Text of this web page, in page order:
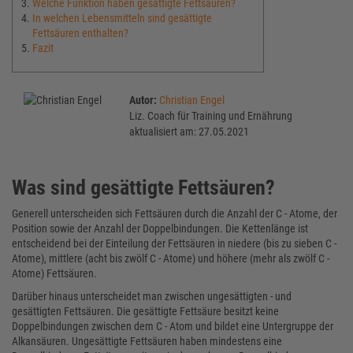
Welche Funktion haben gesättigte Fettsäuren?
In welchen Lebensmitteln sind gesättigte
Fettsäuren enthalten?
Fazit
Autor: Christian Engel
Liz. Coach für Training und Ernährung
aktualisiert am: 27.05.2021
Was sind gesättigte Fettsäuren?
Generell unterscheiden sich Fettsäuren durch die Anzahl der C - Atome, der
Position sowie der Anzahl der Doppelbindungen. Die Kettenlänge ist
entscheidend bei der Einteilung der Fettsäuren in niedere (bis zu sieben C -
Atome), mittlere (acht bis zwölf C - Atome) und höhere (mehr als zwölf C -
Atome) Fettsäuren.
Darüber hinaus unterscheidet man zwischen ungesättigten - und
gesättigten Fettsäuren. Die gesättigte Fettsäure besitzt keine
Doppelbindungen zwischen dem C - Atom und bildet eine Untergruppe der
Alkansäuren. Ungesättigte Fettsäuren haben mindestens eine